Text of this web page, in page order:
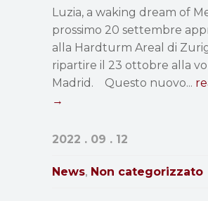
Luzia, a waking dream of
prossimo 20 settembre
alla Hardturm Areal di
ripartire il 23 ottobre alla
Madrid. Questo nuovo...
→
2022 . 09 . 12
News, Non categorizzato